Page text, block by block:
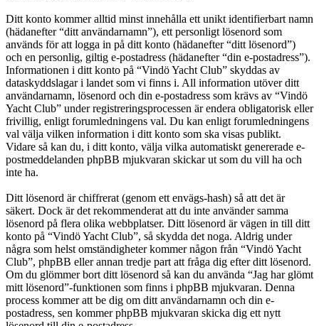
Ditt konto kommer alltid minst innehålla ett unikt identifierbart namn
(hädanefter “ditt användarnamn”), ett personligt lösenord som
används för att logga in på ditt konto (hädanefter “ditt lösenord”)
och en personlig, giltig e-postadress (hädanefter “din e-postadress”).
Informationen i ditt konto på “Vindö Yacht Club” skyddas av
dataskyddslagar i landet som vi finns i. All information utöver ditt
användarnamn, lösenord och din e-postadress som krävs av “Vindö
Yacht Club” under registreringsprocessen är endera obligatorisk eller
frivillig, enligt forumledningens val. Du kan enligt forumledningens
val välja vilken information i ditt konto som ska visas publikt.
Vidare så kan du, i ditt konto, välja vilka automatiskt genererade e-
postmeddelanden phpBB mjukvaran skickar ut som du vill ha och
inte ha.
Ditt lösenord är chiffrerat (genom ett envägs-hash) så att det är
säkert. Dock är det rekommenderat att du inte använder samma
lösenord på flera olika webbplatser. Ditt lösenord är vägen in till ditt
konto på “Vindö Yacht Club”, så skydda det noga. Aldrig under
några som helst omständigheter kommer någon från “Vindö Yacht
Club”, phpBB eller annan tredje part att fråga dig efter ditt lösenord.
Om du glömmer bort ditt lösenord så kan du använda “Jag har glömt
mitt lösenord”-funktionen som finns i phpBB mjukvaran. Denna
process kommer att be dig om ditt användarnamn och din e-
postadress, sen kommer phpBB mjukvaran skicka dig ett nytt